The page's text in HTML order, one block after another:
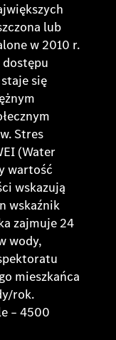
lub
w 2010 r.
dostępu
się
Stres
(Water
wartość
wskazują
wskaźnik
zajmuje 24
wody,
mieszkańca
rok.
– 4500